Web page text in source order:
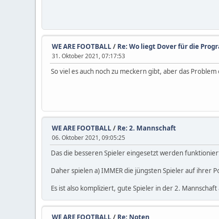
WE ARE FOOTBALL / Re: Wo liegt Dover für die
31. Oktober 2021, 07:17:53
So viel es auch noch zu meckern gibt, aber das
WE ARE FOOTBALL / Re: 2. Mannschaft
06. Oktober 2021, 09:05:25
Das die besseren Spieler eingesetzt werden
Daher spielen a) IMMER die jüngsten Spieler auf ihrer
Es ist also kompliziert, gute Spieler in der 2.